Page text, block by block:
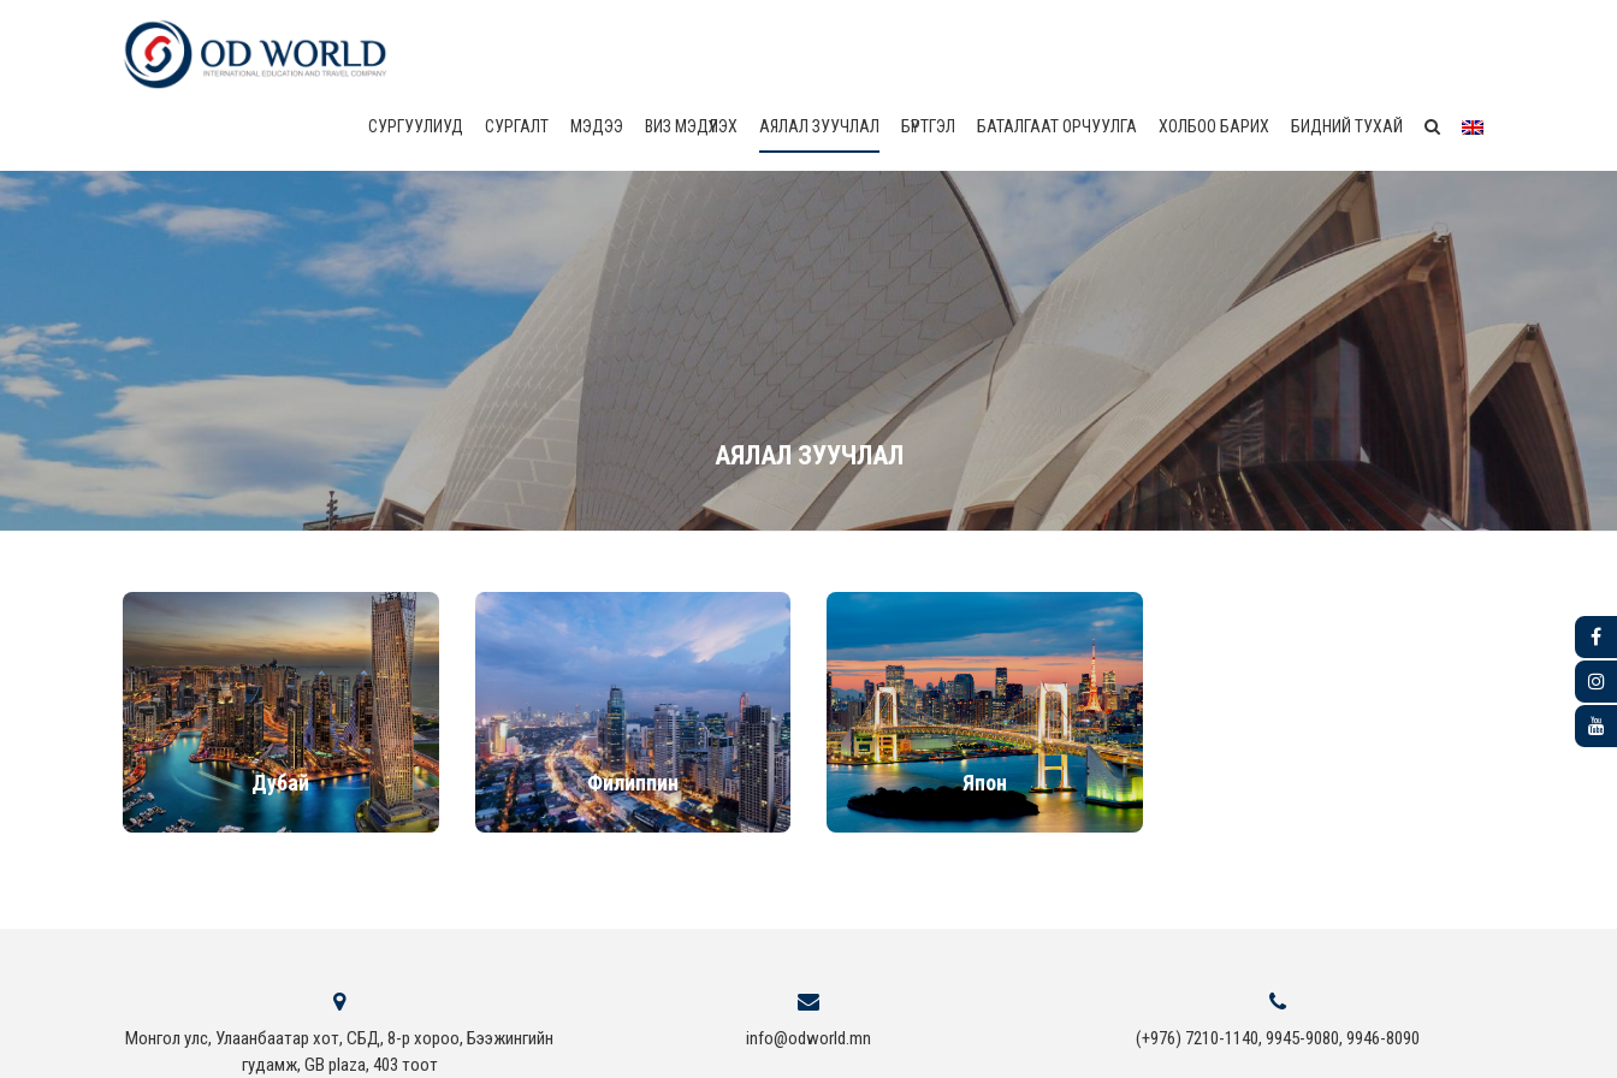
СУРГУУЛИУД CУРГАЛТ МЭДЭЭ ВИЗ МЭДҮҮЛЭХ АЯЛАЛ ЗУУЧЛАЛ БҮРТГЭЛ БАТАЛГААТ ОРЧУУЛГА ХОЛБОО БАРИХ БИДНИЙ ТУХАЙ
АЯЛАЛ ЗУУЧЛАЛ
Дубай Филиппин Япон
Монгол улс, Улаанбаатар хот, СБД, 8-р хороо, Бээжингийн
гудамж, GB plaza, 403 тоот
info@odworld.mn (+976) 7210-1140, 9945-9080, 9946-8090